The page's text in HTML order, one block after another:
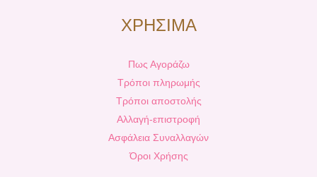
ΧΡΗΣΙΜΑ
Πως Αγοράζω
Τρόποι πληρωμής
Τρόποι αποστολής
Αλλαγή-επιστροφή
Ασφάλεια Συναλλαγών
Όροι Χρήσης